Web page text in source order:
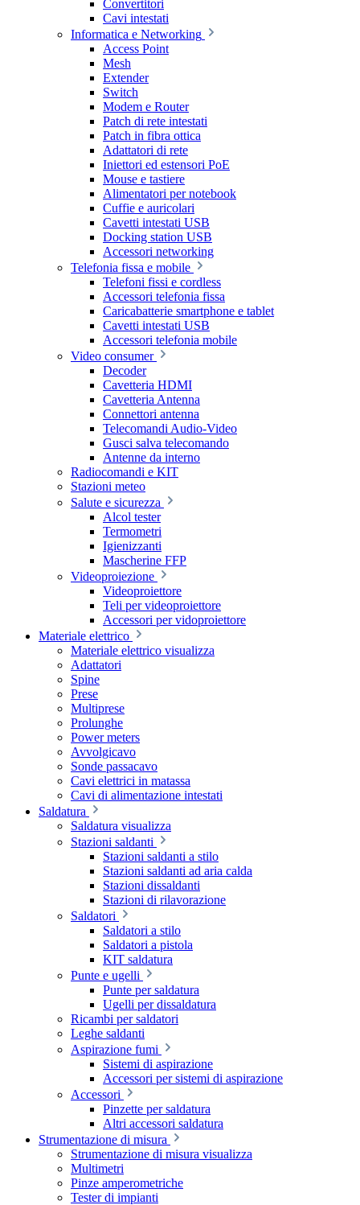
Convertitori
Cavi intestati
Informatica e Networking
Access Point
Mesh
Extender
Switch
Modem e Router
Patch di rete intestati
Patch in fibra ottica
Adattatori di rete
Iniettori ed estensori PoE
Mouse e tastiere
Alimentatori per notebook
Cuffie e auricolari
Cavetti intestati USB
Docking station USB
Accessori networking
Telefonia fissa e mobile
Telefoni fissi e cordless
Accessori telefonia fissa
Caricabatterie smartphone e tablet
Cavetti intestati USB
Accessori telefonia mobile
Video consumer
Decoder
Cavetteria HDMI
Cavetteria Antenna
Connettori antenna
Telecomandi Audio-Video
Gusci salva telecomando
Antenne da interno
Radiocomandi e KIT
Stazioni meteo
Salute e sicurezza
Alcol tester
Termometri
Igienizzanti
Mascherine FFP
Videoproiezione
Videoproiettore
Teli per videoproiettore
Accessori per vidoproiettore
Materiale elettrico
Materiale elettrico visualizza
Adattatori
Spine
Prese
Multiprese
Prolunghe
Power meters
Avvolgicavo
Sonde passacavo
Cavi elettrici in matassa
Cavi di alimentazione intestati
Saldatura
Saldatura visualizza
Stazioni saldanti
Stazioni saldanti a stilo
Stazioni saldanti ad aria calda
Stazioni dissaldanti
Stazioni di rilavorazione
Saldatori
Saldatori a stilo
Saldatori a pistola
KIT saldatura
Punte e ugelli
Punte per saldatura
Ugelli per dissaldatura
Ricambi per saldatori
Leghe saldanti
Aspirazione fumi
Sistemi di aspirazione
Accessori per sistemi di aspirazione
Accessori
Pinzette per saldatura
Altri accessori saldatura
Strumentazione di misura
Strumentazione di misura visualizza
Multimetri
Pinze amperometriche
Tester di impianti